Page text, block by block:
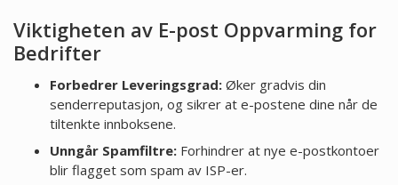
Viktigheten av E-post Oppvarming for
Bedrifter
Forbedrer Leveringsgrad:Øker gradvis din
senderreputasjon, og sikrer at e-postene dine når de
tiltenkte innboksene.
Unngår Spamfiltre:Forhindrer at nye e-postkontoer
blir flagget som spam av ISP-er.